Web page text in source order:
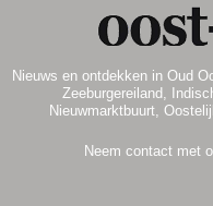
Nieuws en ontdekken in Oud
Zeeburgereiland,
Nieuwmarktbuurt,
Neem contact met